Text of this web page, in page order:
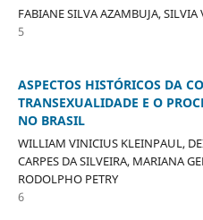
FABIANE SILVA AZAMBUJA,
5
ASPECTOS HISTÓRICOS DA
TRANSEXUALIDADE E O
NO BRASIL
WILLIAM VINICIUS KLEINPAUL,
CARPES DA SILVEIRA, MARIANA
RODOLPHO PETRY
6